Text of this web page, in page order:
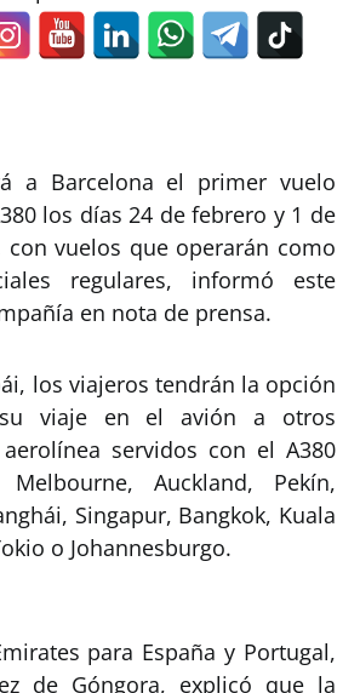
a Barcelona el primer vuelo
los días 24 de febrero y 1 de
con vuelos que operarán como
regulares, informó este
en nota de prensa.
los viajeros tendrán la opción
viaje en el avión a otros
servidos con el A380
Auckland, Pekín,
Singapur, Bangkok, Kuala
o Johannesburgo.
para España y Portugal,
de Góngora, explicó que la